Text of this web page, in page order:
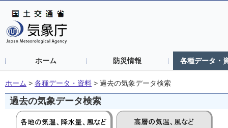
ホーム 防災情報 各種データ・
ホーム > 各種データ・資料 > 過去の気象データ検索
過去の気象データ検索